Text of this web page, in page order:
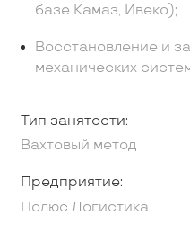
базе Камаз, Ивеко);
Восстановление и
механических
Тип занятости:
Вахтовый метод
Предприятие:
Полюс Логистика